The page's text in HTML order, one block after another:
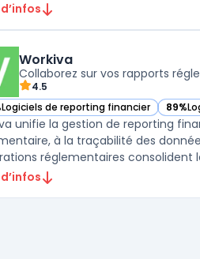
Workiva
Collaborez sur vos rapports
4.5
Logiciels de reporting financier
Workiva dans cette catégorie 89%
— voir
unifie la gestion de reporting
à la traçabilité des
réglementaires consolident